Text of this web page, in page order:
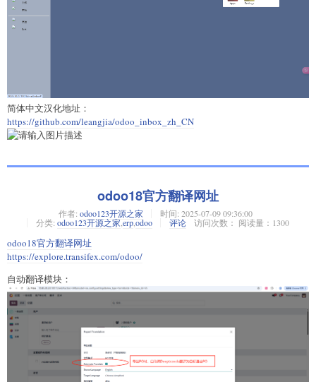
简体中文汉化地址：
https://github.com/leangjia/odoo_inbox_zh_CN
odoo18官方翻译网址
作者: odoo123开源之家 时间: 2025-07-09 09:36:00
分类: odoo123开源之家,erp,odoo 评论 访问次数： 阅读量：1300
odoo18官方翻译网址
https://explore.transifex.com/odoo/
自动翻译模块：